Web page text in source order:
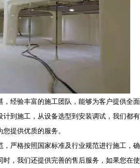
，经验丰富的施工团队，能够为客户提供全面
计到施工，从设备选型到安装调试，我们都有
提供优质的服务。
，严格按照国家标准及行业规范进行施工，确
时，我们还提供完善的售后服务，如果您在使